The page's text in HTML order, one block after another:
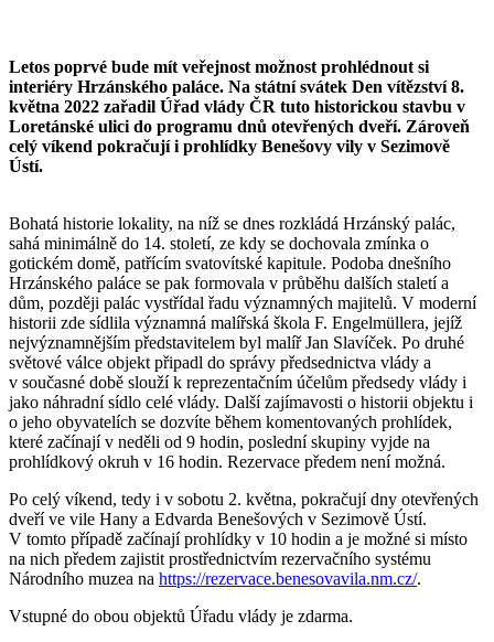
Letos poprvé bude mít veřejnost možnost prohlédnout si
interiéry Hrzánského paláce. Na státní svátek Den vítězství 8.
května 2022 zařadil Úřad vlády ČR tuto historickou stavbu v
Loretánské ulici do programu dnů otevřených dveří. Zároveň
celý víkend pokračují i prohlídky Benešovy vily v Sezimově
Ústí.
Bohatá historie lokality, na níž se dnes rozkládá Hrzánský palác,
sahá minimálně do 14. století, ze kdy se dochovala zmínka o
gotickém domě, patřícím svatovítské kapitule. Podoba dnešního
Hrzánského paláce se pak formovala v průběhu dalších staletí a
dům, později palác vystřídal řadu významných majitelů. V moderní
historii zde sídlila významná malířská škola F. Engelmüllera, jejíž
nejvýznamnějším představitelem byl malíř Jan Slavíček. Po druhé
světové válce objekt připadl do správy předsednictva vlády a
v současné době slouží k reprezentačním účelům předsedy vlády i
jako náhradní sídlo celé vlády. Další zajímavosti o historii objektu i
o jeho obyvatelích se dozvíte během komentovaných prohlídek,
které začínají v neděli od 9 hodin, poslední skupiny vyjde na
prohlídkový okruh v 16 hodin. Rezervace předem není možná.
Po celý víkend, tedy i v sobotu 2. května, pokračují dny otevřených
dveří ve vile Hany a Edvarda Benešových v Sezimově Ústí.
V tomto případě začínají prohlídky v 10 hodin a je možné si místo
na nich předem zajistit prostřednictvím rezervačního systému
Národního muzea na https://rezervace.benesovavila.nm.cz/.
Vstupné do obou objektů Úřadu vlády je zdarma.